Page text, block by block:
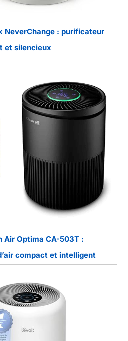
NeverChange : purificateur
et silencieux
Air Optima CA-503T :
compact et intelligent